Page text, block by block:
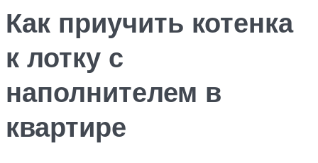
Как приучить котенка
к лотку с
наполнителем в
квартире